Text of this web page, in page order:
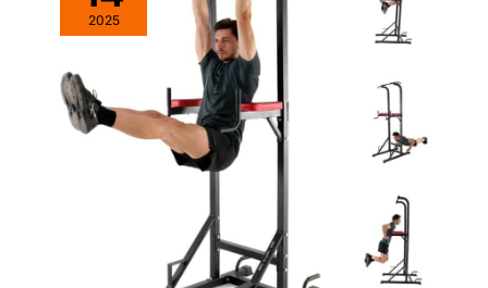
absorbe efficacement
les chocs, réduit la
charge sur les
articulations, vous
offrant à chaque
course la souplesse
et l'élasticité d'une
piste en caoutchouc.
electrique répond aux
besoins de toute la
famille. La barre de
2025